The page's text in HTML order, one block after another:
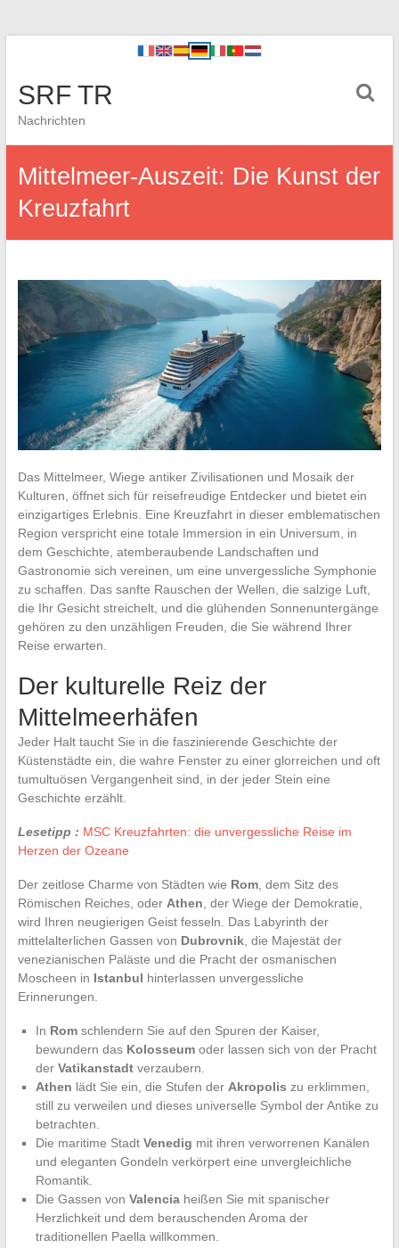
SRF TR
Nachrichten
Mittelmeer-Auszeit: Die Kunst der
Kreuzfahrt
Das Mittelmeer, Wiege antiker Zivilisationen und Mosaik der
Kulturen, öffnet sich für reisefreudige Entdecker und bietet ein
einzigartiges Erlebnis. Eine Kreuzfahrt in dieser emblematischen
Region verspricht eine totale Immersion in ein Universum, in
dem Geschichte, atemberaubende Landschaften und
Gastronomie sich vereinen, um eine unvergessliche Symphonie
zu schaffen. Das sanfte Rauschen der Wellen, die salzige Luft,
die Ihr Gesicht streichelt, und die glühenden Sonnenuntergänge
gehören zu den unzähligen Freuden, die Sie während Ihrer
Reise erwarten.
Der kulturelle Reiz der
Mittelmeerhäfen
Jeder Halt taucht Sie in die faszinierende Geschichte der
Küstenstädte ein, die wahre Fenster zu einer glorreichen und oft
tumultuösen Vergangenheit sind, in der jeder Stein eine
Geschichte erzählt.
Lesetipp : MSC Kreuzfahrten: die unvergessliche Reise im
Herzen der Ozeane
Der zeitlose Charme von Städten wie Rom, dem Sitz des
Römischen Reiches, oder Athen , der Wiege der Demokratie,
wird Ihren neugierigen Geist fesseln. Das Labyrinth der
mittelalterlichen Gassen von Dubrovnik, die Majestät der
venezianischen Paläste und die Pracht der osmanischen
Moscheen in Istanbul hinterlassen unvergessliche
Erinnerungen.
In Romschlendern Sie auf den Spuren der Kaiser,
bewundern das Kolosseumoder lassen sich von der Pracht
der Vatikanstadtverzaubern.
Athen lädt Sie ein, die Stufen der Akropolis zu erklimmen,
still zu verweilen und dieses universelle Symbol der Antike zu
betrachten.
Die maritime Stadt Venedig mit ihren verworrenen Kanälen
und eleganten Gondeln verkörpert eine unvergleichliche
Romantik.
Die Gassen von Valenciaheißen Sie mit spanischer
Herzlichkeit und dem berauschenden Aroma der
traditionellen Paella willkommen.